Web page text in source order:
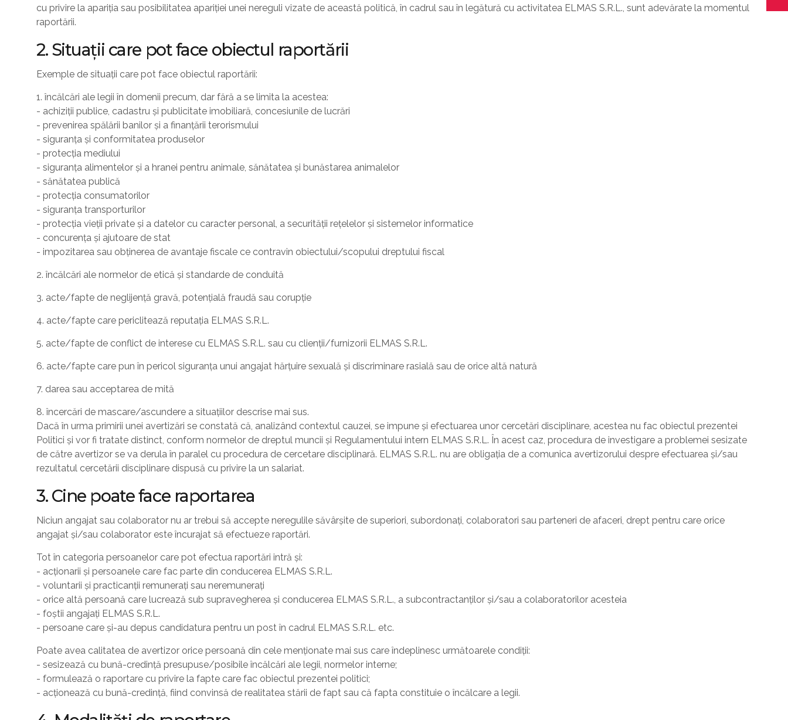
cu privire la apariția sau posibilitatea apariției unei nereguli vizate de această politică, în cadrul sau în legătură cu activitatea ELMAS S.R.L., sunt adevărate la momentul
raportării.
2. Situații care pot face obiectul raportării
Exemple de situații care pot face obiectul raportării:
1. încălcări ale legii în domenii precum, dar fără a se limita la acestea:
- achiziții publice, cadastru și publicitate imobiliară, concesiunile de lucrări
- prevenirea spălării banilor și a finanțării terorismului
- siguranța și conformitatea produselor
- protecția mediului
- siguranța alimentelor și a hranei pentru animale, sănătatea și bunăstarea animalelor
- sănătatea publică
- protecția consumatorilor
- siguranța transporturilor
- protecția vieții private și a datelor cu caracter personal, a securității rețelelor și sistemelor informatice
- concurența și ajutoare de stat
- impozitarea sau obținerea de avantaje fiscale ce contravin obiectului/scopului dreptului fiscal
2. încălcări ale normelor de etică și standarde de conduită
3. acte/fapte de neglijență gravă, potențială fraudă sau corupție
4. acte/fapte care periclitează reputația ELMAS S.R.L.
5. acte/fapte de conflict de interese cu ELMAS S.R.L. sau cu clienții/furnizorii ELMAS S.R.L.
6. acte/fapte care pun în pericol siguranța unui angajat hărțuire sexuală și discriminare rasială sau de orice altă natură
7. darea sau acceptarea de mită
8. încercări de mascare/ascundere a situațiilor descrise mai sus.
Dacă în urma primirii unei avertizări se constată că, analizând contextul cauzei, se impune și efectuarea unor cercetări disciplinare, acestea nu fac obiectul prezentei
Politici și vor fi tratate distinct, conform normelor de dreptul muncii și Regulamentului intern ELMAS S.R.L. În acest caz, procedura de investigare a problemei sesizate
de către avertizor se va derula în paralel cu procedura de cercetare disciplinară. ELMAS S.R.L. nu are obligația de a comunica avertizorului despre efectuarea și/sau
rezultatul cercetării disciplinare dispusă cu privire la un salariat.
3. Cine poate face raportarea
Niciun angajat sau colaborator nu ar trebui să accepte neregulile săvârșite de superiori, subordonați, colaboratori sau parteneri de afaceri, drept pentru care orice
angajat și/sau colaborator este încurajat să efectueze raportări.
Tot în categoria persoanelor care pot efectua raportări intră și:
- acționarii și persoanele care fac parte din conducerea ELMAS S.R.L.
- voluntarii și practicanții remunerați sau neremunerați
- orice altă persoană care lucrează sub supravegherea și conducerea ELMAS S.R.L., a subcontractanților și/sau a colaboratorilor acesteia
- foștii angajați ELMAS S.R.L.
- persoane care și-au depus candidatura pentru un post în cadrul ELMAS S.R.L. etc.
Poate avea calitatea de avertizor orice persoană din cele menționate mai sus care îndeplinesc următoarele condiții:
- sesizează cu bună-credință presupuse/posibile încălcări ale legii, normelor interne;
- formulează o raportare cu privire la fapte care fac obiectul prezentei politici;
- acționează cu bună-credință, fiind convinsă de realitatea stării de fapt sau că fapta constituie o încălcare a legii.